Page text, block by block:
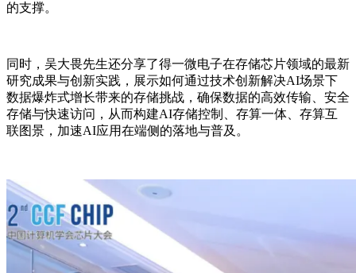
的支撑。
同时，吴大畏先生还分享了得一微电子在存储芯片领域的最新
研究成果与创新实践，展示如何通过技术创新解决AI场景下
数据爆炸式增长带来的存储挑战，确保数据的高效传输、安全
存储与快速访问，从而构建AI存储控制、存算一体、存算互
联图景，加速AI应用在端侧的落地与普及。